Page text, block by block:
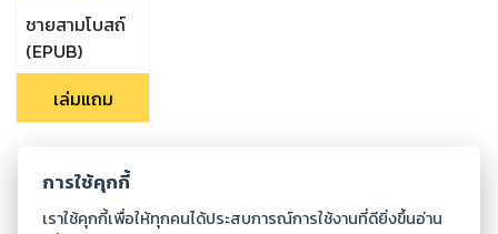
ชายสามโบสถ์
(EPUB)
เล่มแถม
การใช้คุกกี้
เราใช้คุกกี้เพื่อให้ทุกคนได้ประสบการณ์การใช้งานที่ดียิ่งขึ้นอ่าน